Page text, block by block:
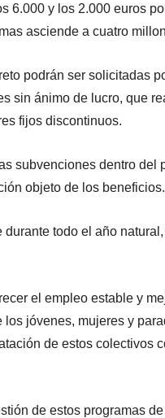
6.000 y los 2.000 euros
asciende a cuatro
podrán ser solicitadas
sin ánimo de lucro, que
fijos discontinuos.
subvenciones dentro del
objeto de los beneficios.
todo el año
el empleo estable y
jóvenes, mujeres y
de estos colectivos
de estos programas